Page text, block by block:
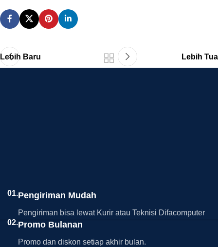
Lebih Baru Lebih Tua
01.Pengiriman Mudah
Pengiriman bisa lewat Kurir atau Teknisi Difacomputer
02.Promo Bulanan
Promo dan diskon setiap akhir bulan.